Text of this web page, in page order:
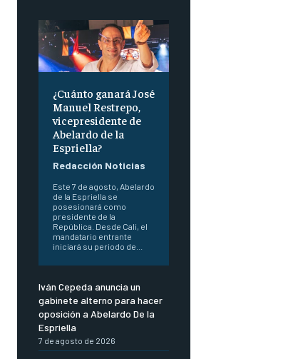
¿Cuánto ganará José
Manuel Restrepo,
vicepresidente de
Abelardo de la
Espriella?
Redacción Noticias
Este 7 de agosto, Abelardo
de la Espriella se
posesionará como
presidente de la
República. Desde Cali, el
mandatario entrante
iniciará su periodo de...
Iván Cepeda anuncia un
gabinete alterno para hacer
oposición a Abelardo De la
Espriella
7 de agosto de 2026